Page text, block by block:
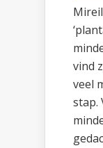
vind
veel
stap.